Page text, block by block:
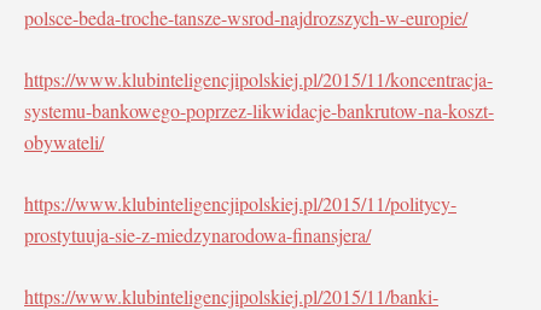
polsce-beda-troche-tansze-wsrod-najdrozszych-w-europie/
https://www.klubinteligencjipolskiej.pl/2015/11/koncentracja-
systemu-bankowego-poprzez-likwidacje-bankrutow-na-koszt-
obywateli/
https://www.klubinteligencjipolskiej.pl/2015/11/politycy-
prostytuuja-sie-z-miedzynarodowa-finansjera/
https://www.klubinteligencjipolskiej.pl/2015/11/banki-